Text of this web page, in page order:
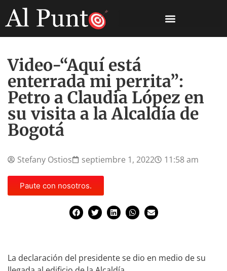
Video-“Aquí está
enterrada mi perrita”:
Petro a Claudia López en
su visita a la Alcaldía de
Bogotá
Stefany Ostios septiembre 1, 2022 11:58 am
Paute con nosotros.
La declaración del presidente se dio en medio de su